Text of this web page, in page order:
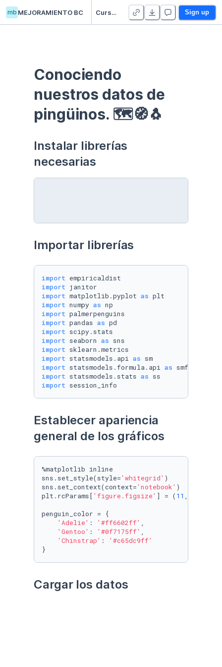
mb MEJORAMIENTO BC Curso EDA - Communication - Duplicate Sign up
Conociendo
nuestros datos de
pingüinos. 🗺🧭🐧
Instalar librerías
necesarias
Importar librerías
import
import
import matplotlib.pyplot as
import numpy as
import
import pandas as
import
import seaborn as
import
import statsmodels.api as
import statsmodels.formula.api as
import statsmodels.stats as
import session_info
Establecer apariencia
general de los gráficos
%matplotlib inline
sns.set_style(style='whitegrid' )
sns.set_context(context='notebook' )
plt.rcParams[ 'figure.figsize' ] = ( 11 ,
penguin_color = {
'Adelie' : '#ff6602ff' ,
'Gentoo' : '#0f7175ff' ,
'Chinstrap' :
'#c65dc9ff'
}
Cargar los datos